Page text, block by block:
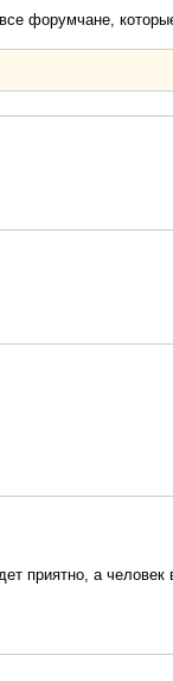
форумчане,
приятно, а человек